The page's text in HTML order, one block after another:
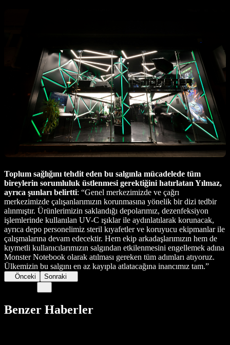
Toplum sağlığını tehdit eden bu salgınla mücadelede tüm
bireylerin sorumluluk üstlenmesi gerektiğini hatırlatan Yılmaz,
ayrıca şunları belirtti: “Genel merkezimizde ve çağrı
merkezimizde çalışanlarımızın korunmasına yönelik bir dizi tedbir
alınmıştır. Ürünlerimizin saklandığı depolarımız, dezenfeksiyon
işlemlerinde kullanılan UV-C ışıklar ile aydınlatılarak korunacak,
ayrıca depo personelimiz steril kıyafetler ve koruyucu ekipmanlar ile
çalışmalarına devam edecektir. Hem ekip arkadaşlarımızın hem de
kıymetli kullanıcılarımızın salgından etkilenmesini engellemek adına
Monster Notebook olarak atılması gereken tüm adımları atıyoruz.
Ülkemizin bu salgını en az kayıpla atlatacağına inancımız tam.”
Önceki Sonraki
Benzer Haberler